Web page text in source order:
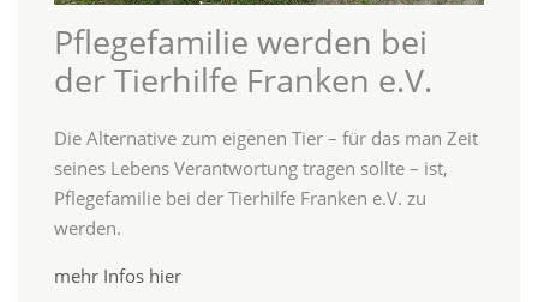
Pflegefamilie werden bei
der Tierhilfe Franken e.V.
Die Alternative zum eigenen Tier – für das man Zeit
seines Lebens Verantwortung tragen sollte – ist,
Pflegefamilie bei der Tierhilfe Franken e.V. zu
werden.
mehr Infos hier